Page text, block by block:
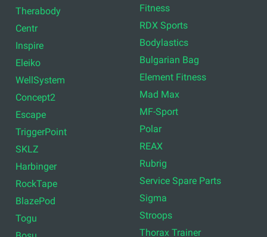
Therabody
Centr
Inspire
Eleiko
WellSystem
Concept2
Escape
TriggerPoint
SKLZ
Harbinger
RockTape
BlazePod
Togu
Fitness
RDX Sports
Bodylastics
Bulgarian Bag
Element Fitness
Mad Max
MF-Sport
Polar
REAX
Rubrig
Service Spare Parts
Sigma
Stroops
Thorax Trainer